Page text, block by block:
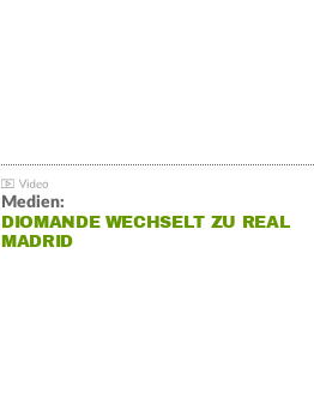
Medien:
DIOMANDE WECHSELT ZU REAL
MADRID